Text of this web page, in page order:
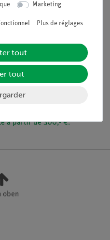
à partir de 300,- €.
oben
Marketing
Plus de réglages
tout
tout